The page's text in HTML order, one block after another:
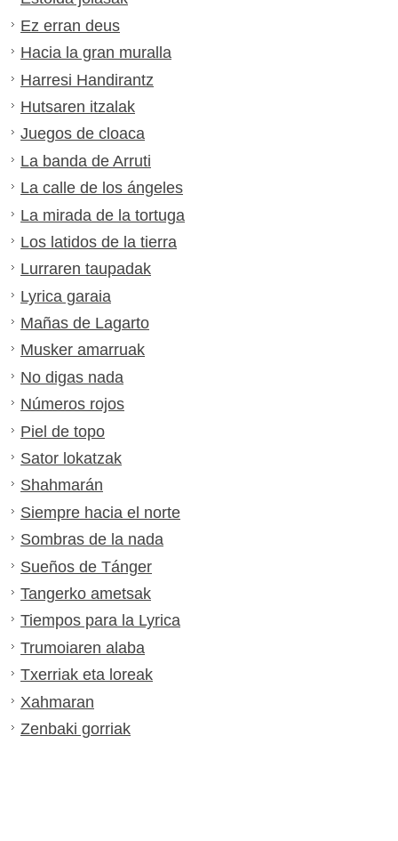
Ez erran deus
Hacia la gran muralla
Harresi Handirantz
Hutsaren itzalak
Juegos de cloaca
La banda de Arruti
La calle de los ángeles
La mirada de la tortuga
Los latidos de la tierra
Lurraren taupadak
Lyrica garaia
Mañas de Lagarto
Musker amarruak
No digas nada
Números rojos
Piel de topo
Sator lokatzak
Shahmarán
Siempre hacia el norte
Sombras de la nada
Sueños de Tánger
Tangerko ametsak
Tiempos para la Lyrica
Trumoiaren alaba
Txerriak eta loreak
Xahmaran
Zenbaki gorriak